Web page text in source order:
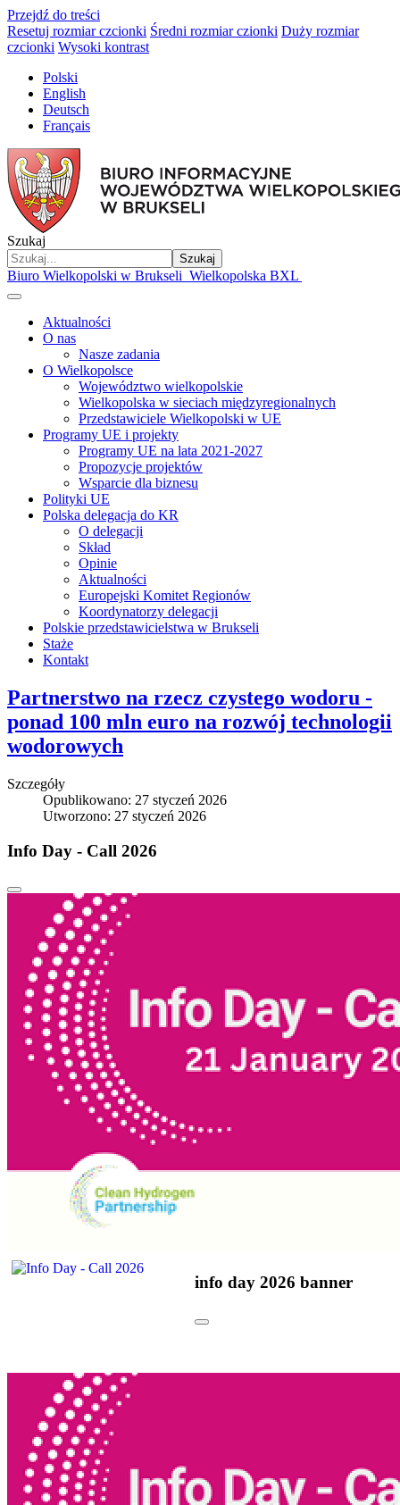
Przejdź do treści
Resetuj rozmiar czcionki Średni rozmiar czionki Duży rozmiar
czcionki Wysoki kontrast
Polski
English
Deutsch
Français
Szukaj
Szukaj
Biuro Wielkopolski w Brukseli Wielkopolska BXL
Aktualności
O nas
Nasze zadania
O Wielkopolsce
Województwo wielkopolskie
Wielkopolska w sieciach międzyregionalnych
Przedstawiciele Wielkopolski w UE
Programy UE i projekty
Programy UE na lata 2021-2027
Propozycje projektów
Wsparcie dla biznesu
Polityki UE
Polska delegacja do KR
O delegacji
Skład
Opinie
Aktualności
Europejski Komitet Regionów
Koordynatorzy delegacji
Polskie przedstawicielstwa w Brukseli
Staże
Kontakt
Partnerstwo na rzecz czystego wodoru -
ponad 100 mln euro na rozwój technologii
wodorowych
Szczegóły
Opublikowano: 27 styczeń 2026
Utworzono: 27 styczeń 2026
Info Day - Call 2026
info day 2026 banner